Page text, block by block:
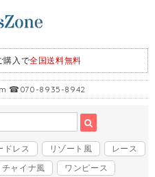
購入で全国送料無料
☎070-8935-8942
ドレス リゾート風
レース
チャイナ風
ワンピース